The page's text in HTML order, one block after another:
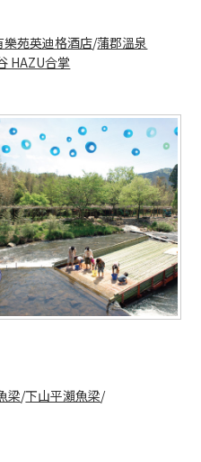
樂苑英迪格酒店/蒲郡溫泉
HAZU合掌
梁/下山平瀨魚梁/